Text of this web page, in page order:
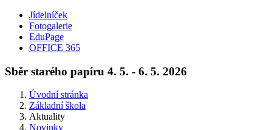
Jídelníček
Fotogalerie
EduPage
OFFICE 365
Sběr starého papíru 4. 5. - 6. 5. 2026
Úvodní stránka
Základní škola
Aktuality
Novinky